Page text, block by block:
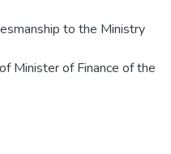
to the Ministry
Minister of Finance of the